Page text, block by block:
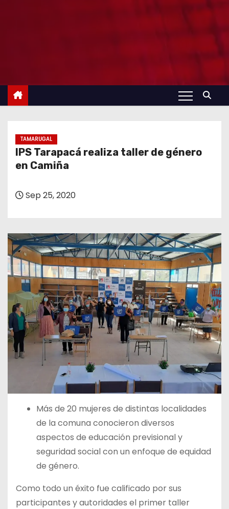
TAMARUGAL
IPS Tarapacá realiza taller de género
en Camiña
Sep 25, 2020
Más de 20 mujeres de distintas localidades
de la comuna conocieron diversos
aspectos de educación previsional y
seguridad social con un enfoque de equidad
de género.
Como todo un éxito fue calificado por sus
participantes y autoridades el primer taller